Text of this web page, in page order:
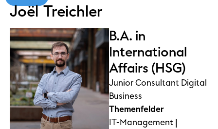
Joël Treichler
B.A. in
International
Affairs (HSG)
Junior Consultant Digital
Business
Themenfelder
IT-Management |